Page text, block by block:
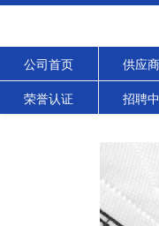
公司首页 供应
荣誉认证 招聘